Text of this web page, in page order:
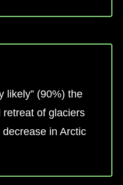
likely” (90%) the
of glaciers
in Arctic